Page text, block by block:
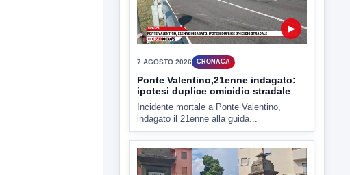
▶
7 AGOSTO 2026 CRONACA
Ponte Valentino,21enne indagato:
ipotesi duplice omicidio stradale
Incidente mortale a Ponte Valentino,
indagato il 21enne alla guida...